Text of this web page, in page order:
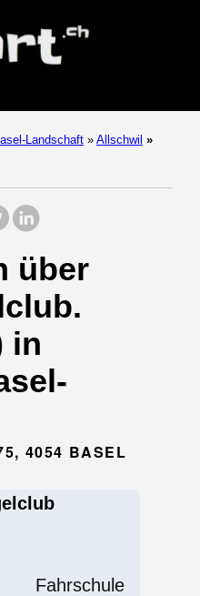
Landschaft » Allschwil »
über
in
4054 BASEL
Fahrschule